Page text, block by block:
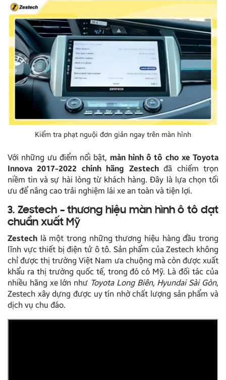
Kiểm tra phạt nguội đơn giản ngay trên màn hình
Với những ưu điểm nổi bật, màn hình ô tô cho xe Toyota
Innova 2017-2022 chính hãng Zestechđã chiếm trọn
niềm tin và sự hài lòng từ khách hàng. Đây là lựa chọn tối
ưu để nâng cao trải nghiệm lái xe an toàn và tiện lợi.
3. Zestech – thương hiệu màn hình ô tô đạt
chuẩn xuất Mỹ
Zestech là một trong những thương hiệu hàng đầu trong
lĩnh vực thiết bị điện tử ô tô. Sản phẩm của Zestech không
chỉ được thị trường Việt Nam ưa chuộng mà còn được xuất
khẩu ra thị trường quốc tế, trong đó có Mỹ. Là đối tác của
nhiều hãng xe lớn như Toyota Long Biên, Hyundai Sài Gòn,
Zestech xây dựng được uy tín nhờ chất lượng sản phẩm và
dịch vụ chu đáo.